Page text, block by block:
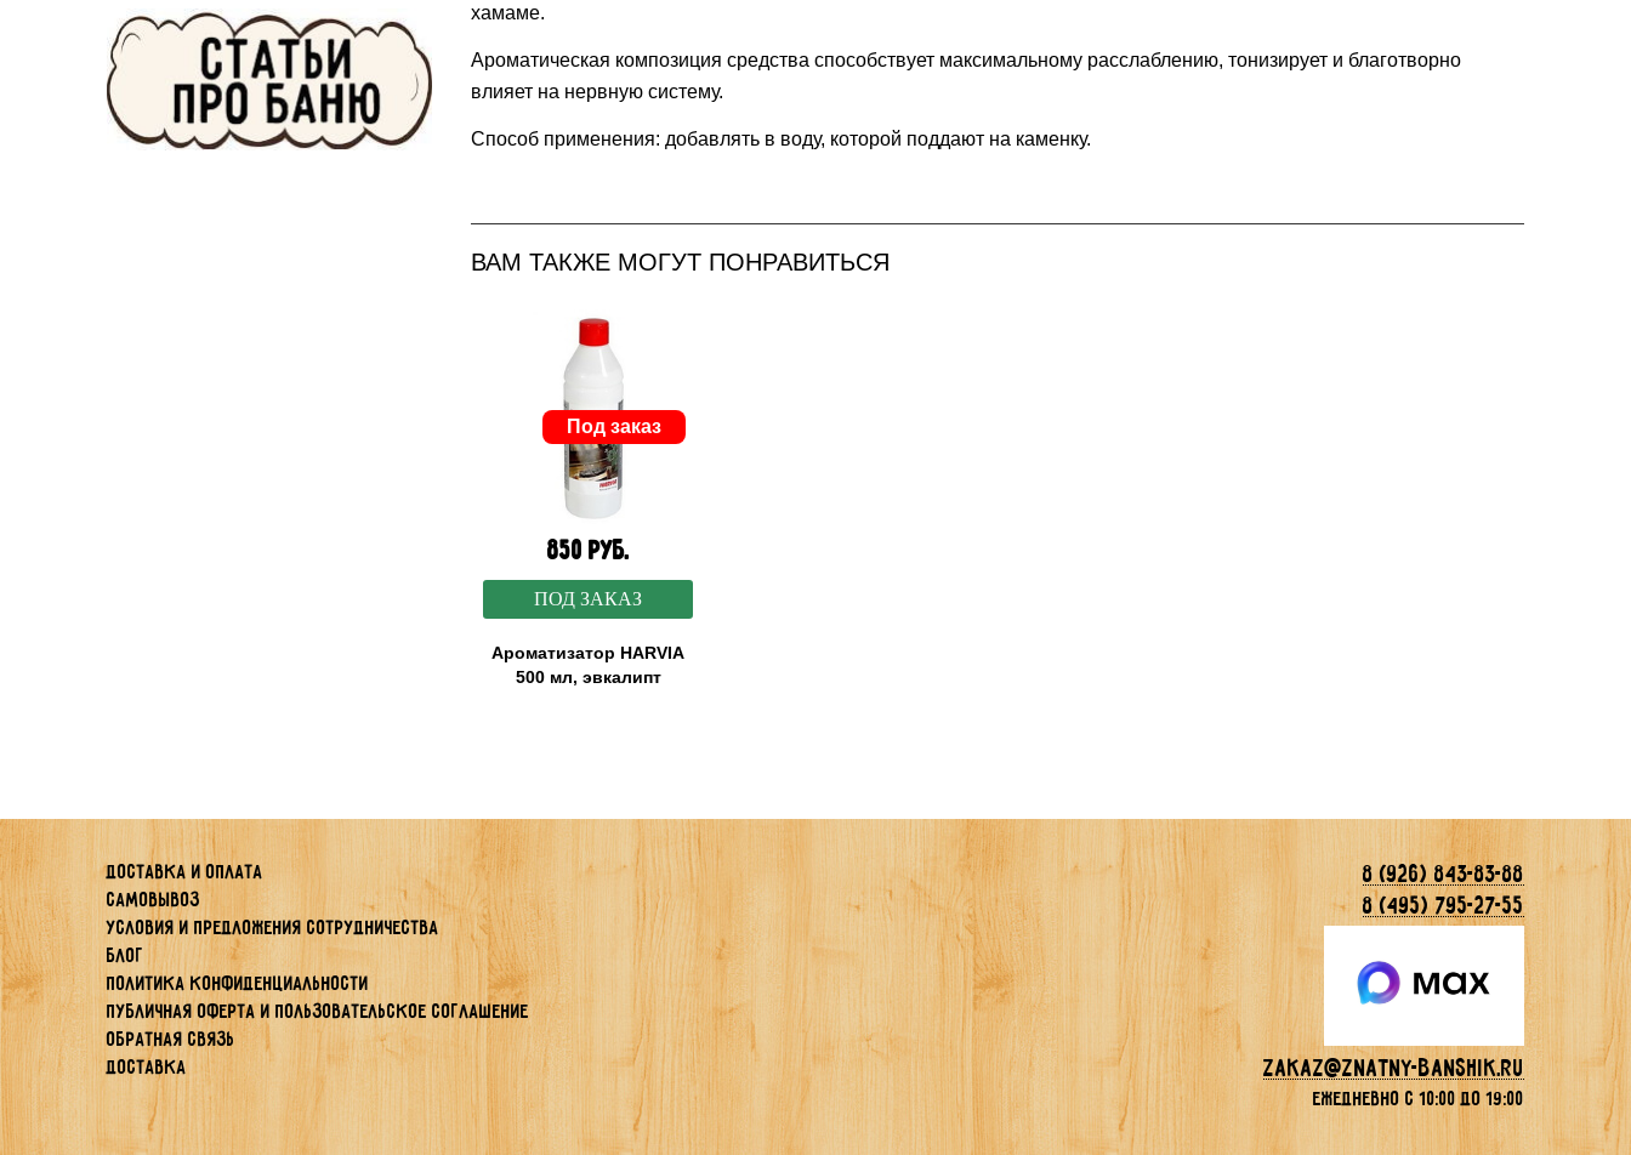
хамаме.
Ароматическая композиция средства способствует максимальному расслаблению, тонизирует и благотворно
влияет на нервную систему.
Способ применения: добавлять в воду, которой поддают на каменку.
ВАМ ТАКЖЕ МОГУТ ПОНРАВИТЬСЯ
Под заказ
850 руб.
ПОД ЗАКАЗ
Ароматизатор HARVIA
500 мл, эвкалипт
Доставка и оплата
Самовывоз
Условия и предложения сотрудничества
Блог
Политика конфиденциальности
Публичная Оферта и Пользовательское Соглашение
Обратная связь
Доставка
8 (926) 843-83-88
8 (495) 795-27-55
Zakaz@znatny-banshik.ru
ежедневно с 10:00 до 19:00